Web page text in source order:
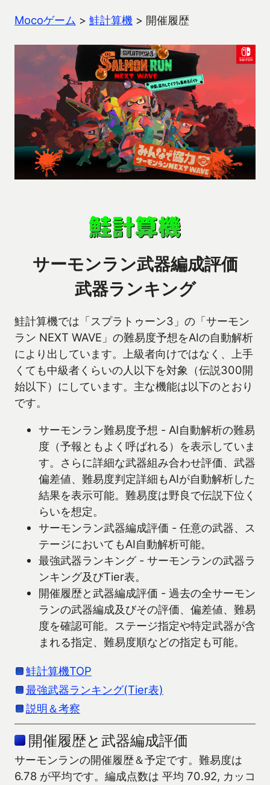
Mocoゲーム > 鮭計算機 > 開催履歴
サーモンラン武器編成評価
武器ランキング
鮭計算機では「スプラトゥーン3」の「サーモン
ラン NEXT WAVE」の難易度予想をAIの自動解析
により出しています。上級者向けではなく、上手
くても中級者くらいの人以下を対象（伝説300開
始以下）にしています。主な機能は以下のとおり
です。
サーモンラン難易度予想 - AI自動解析の難易
度（予報ともよく呼ばれる）を表示していま
す。さらに詳細な武器組み合わせ評価、武器
偏差値、難易度判定詳細もAIが自動解析した
結果を表示可能。難易度は野良で伝説下位く
らいを想定。
サーモンラン武器編成評価 - 任意の武器、ス
テージにおいてもAI自動解析可能。
最強武器ランキング - サーモンランの武器ラ
ンキング及びTier表。
開催履歴と武器編成評価 - 過去の全サーモン
ランの武器編成及びその評価、偏差値、難易
度を確認可能。ステージ指定や特定武器が含
まれる指定、難易度順などの指定も可能。
鮭計算機TOP
最強武器ランキング(Tier表)
説明＆考察
開催履歴と武器編成評価
サーモンランの開催履歴＆予定です。難易度は
6.78 が平均です。編成点数は 平均 70.92, カッコ